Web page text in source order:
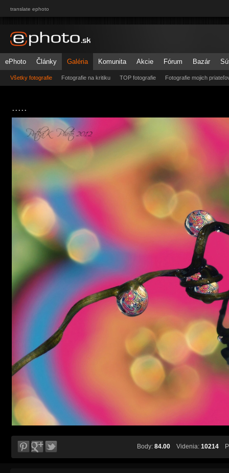
translate ephoto
ePhoto Články Galéria
Všetky fotografie Fotografie na kritiku TOP fotografie Fotografie mojich
Komunita Akcie Fórum Bazár
.....
Body: 84.00 Videnia: 10214